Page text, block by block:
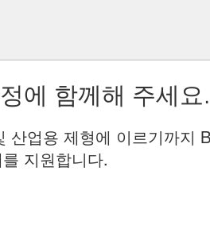
에 함께해 주세요.
업용 제형에 이르기까지
지원합니다.